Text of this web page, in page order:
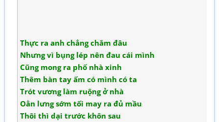
Thực ra anh chẳng chăm đâu
Nhưng vì bụng lép nên đau cái mình
Cũng mong ra phố nhà xinh
Thêm bàn tay ấm có mình có ta
Trót vương làm ruộng ở nhà
Oằn lưng sớm tối may ra đủ mầu
Thôi thì dại trước khôn sau